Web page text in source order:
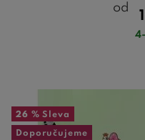
od
26 % Sleva
Doporučujeme